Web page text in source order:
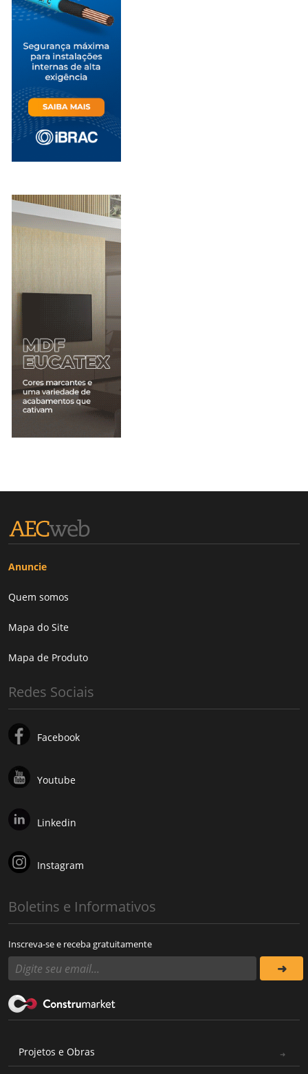
Anuncie
Quem somos
Mapa do Site
Mapa de Produto
Redes Sociais
Facebook
Youtube
Linkedin
Instagram
Boletins e Informativos
Inscreva-se e receba gratuitamente
Projetos e Obras